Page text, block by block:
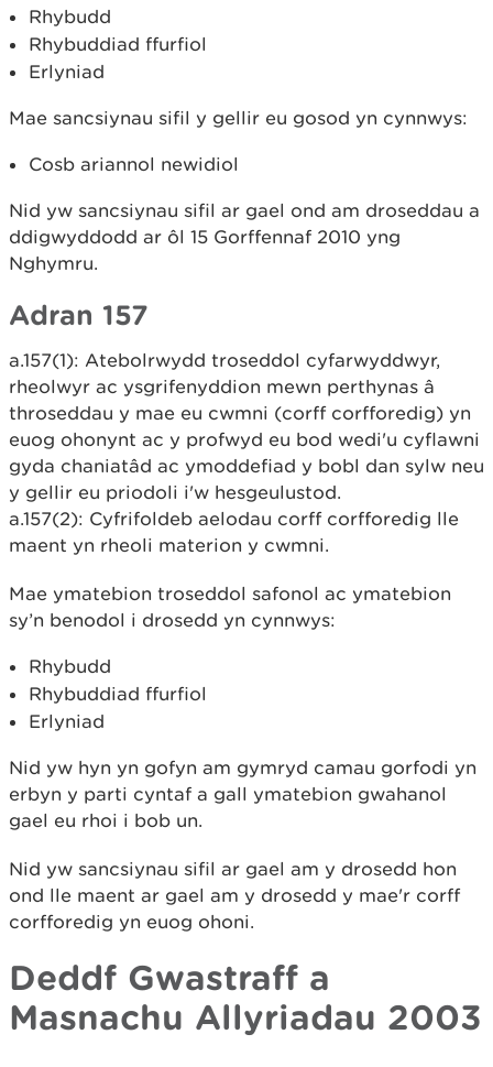
Rhybudd
Rhybuddiad ffurfiol
Erlyniad
Mae sancsiynau sifil y gellir eu gosod yn cynnwys:
Cosb ariannol newidiol
Nid yw sancsiynau sifil ar gael ond am droseddau a
ddigwyddodd ar ôl 15 Gorffennaf 2010 yng
Nghymru.
Adran 157
a.157(1): Atebolrwydd troseddol cyfarwyddwyr,
rheolwyr ac ysgrifenyddion mewn perthynas â
throseddau y mae eu cwmni (corff corfforedig) yn
euog ohonynt ac y profwyd eu bod wedi'u cyflawni
gyda chaniatâd ac ymoddefiad y bobl dan sylw neu
y gellir eu priodoli i'w hesgeulustod.
a.157(2): Cyfrifoldeb aelodau corff corfforedig lle
maent yn rheoli materion y cwmni.
Mae ymatebion troseddol safonol ac ymatebion
sy’n benodol i drosedd yn cynnwys:
Rhybudd
Rhybuddiad ffurfiol
Erlyniad
Nid yw hyn yn gofyn am gymryd camau gorfodi yn
erbyn y parti cyntaf a gall ymatebion gwahanol
gael eu rhoi i bob un.
Nid yw sancsiynau sifil ar gael am y drosedd hon
ond lle maent ar gael am y drosedd y mae'r corff
corfforedig yn euog ohoni.
Deddf Gwastraff a
Masnachu Allyriadau 2003